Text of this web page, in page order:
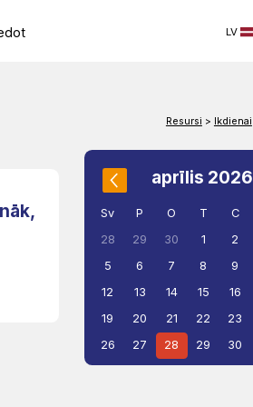
LV
Resursi > Ikdienai
aprīlis 2026
Sv P O T C
28
29 30 1 2
5
6 7 8 9
12
13 14 15 16
19
20 21 22 23
26
27 28 29 30